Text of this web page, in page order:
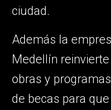
ciudad.
Además la
Medellín
obras y
de becas para